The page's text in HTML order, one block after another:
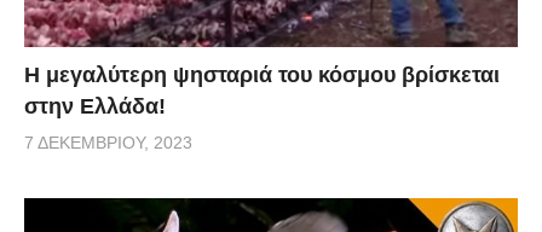
Η μεγαλύτερη ψησταριά του κόσμου βρίσκεται
στην Ελλάδα!
7 ΔΕΚΕΜΒΡΊΟΥ, 2023